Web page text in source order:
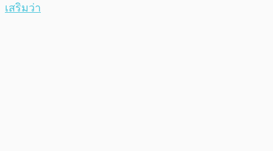
เสริมว่า